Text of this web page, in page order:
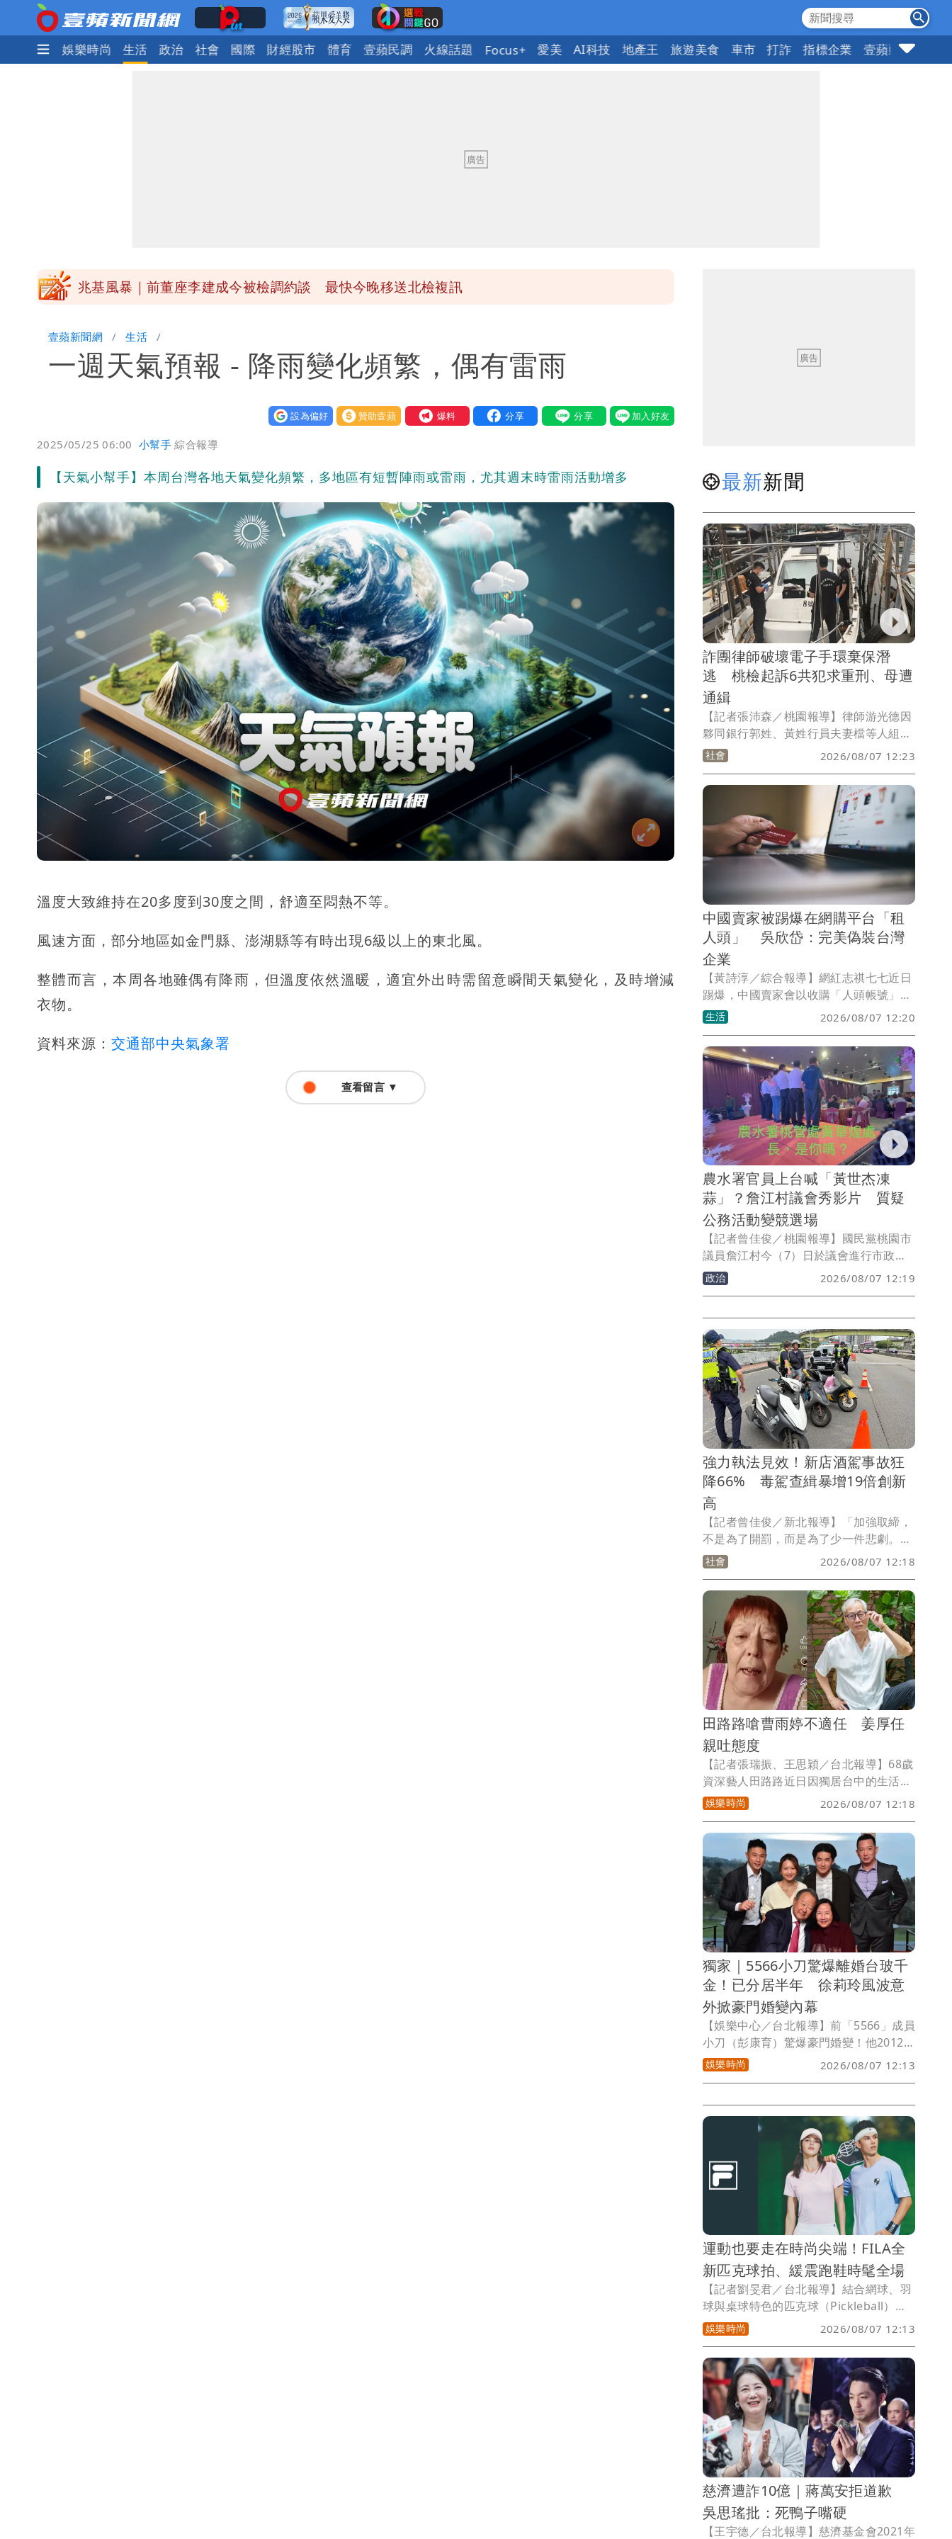
熱門 娛樂時尚 生活 政治 社會 國際 財經股市 體育 壹蘋民調 火線話題 Focus+ 愛美 AI科技 地產王 旅遊美食 車市 打詐 指標企業 壹蘋頭家
兆基風暴｜前董座李建成今被檢調約談 最快今晚移送北檢複訊
蔡英文變「台東蔡主委」嚇壞一堆人！他驚：戰局變五五波
女律師詐慈濟10億 坐擁232公斤黃金仍接案！同業酸：我輩楷模
演習登場！搭雙鐵、航班3大注意事項快看
慈濟遭詐10.6億！網紅揪聲明「疑點重重」 1細節避而不談
蔣萬安民調只贏5％「現任優勢去哪？」媒體人嘆：真的該緊張了
97萬網紅「肥大叔」驚傳猝逝！最後身影曝 網驚覺不對
慈濟被騙10億！陳時中一語成讖 王必勝：時間久看出睿智
中國賣家被踢爆在網購平台「租人頭」 吳欣岱：完美偽裝台灣企業
壹蘋新聞網 生活
一週天氣預報 - 降雨變化頻繁，偶有雷雨
設為偏好 贊助壹蘋 我要爆料
2025/05/25 06:00 小幫手 綜合報導
【天氣小幫手】本周台灣各地天氣變化頻繁，多地區有短暫陣雨或雷雨，尤其週末時雷雨活動增多
溫度大致維持在20多度到30度之間，舒適至悶熱不等。
風速方面，部分地區如金門縣、澎湖縣等有時出現6級以上的東北風。
整體而言，本周各地雖偶有降雨，但溫度依然溫暖，適宜外出時需留意瞬間天氣變化，及時增減
衣物。
資料來源： 交通部中央氣象署
查看留言 ▼
最新新聞
詐團律師破壞電子手環棄保潛
逃 桃檢起訴6共犯求重刑、母遭
通緝
【記者張沛森／桃園報導】律師游光德因
夥同銀行郭姓、黃姓行員夫妻檔等人組成
詐騙集團，透過虛擬貨幣及人頭公司洗
錢，獲利1.1億元，經桃園地檢署依加重
詐欺等罪嫌起訴後諭知250萬元交保，限
制出境出海及電子監控。未料游男於3月
22日棄保潛逃出境，案經檢警追查出接應
游男的陳姓男子和5名偷渡集團成員，今
天（7日）偵結起訴，求處3年至8年6月不
等有期徒刑。
社會 2026/08/07 12:23
中國賣家被踢爆在網購平台「租
人頭」 吳欣岱：完美偽裝台灣
企業
【黃詩淳／綜合報導】網紅志祺七七近日
踢爆，中國賣家會以收購「人頭帳號」的
方式，在蝦皮假冒成台灣本土店家，台灣
基進台北市港湖議員參選人吳欣岱見狀痛
批，「這對台灣社會造成兩個極大的危
害」，她也喊話蝦皮等電商網站必須擔起
平台責任，政府相關單位也必須硬起來。
生活 2026/08/07 12:20
農水署官員上台喊「黃世杰凍
蒜」？詹江村議會秀影片 質疑
公務活動變競選場
【記者曾佳俊／桃園報導】國民黨桃園市
議員詹江村今（7）日於議會進行市政總
質詢時，公開播放多段影片，指控民進黨
桃園市長參選人黃世杰日前出席農業部農
身穿競選背心，現場還有農水署桃園管理
處長黃華煌同台，不但幫忙拉票甚至帶頭
高喊「黃世杰凍蒜」，活動還發送市價超
過200元的雞蛋禮盒，質疑中央機關涉嫌
動用公家資源替特定候選人助選，恐已踩
到行政中立甚至賄選紅線。
政治 2026/08/07 12:19
強力執法見效！新店酒駕事故狂
降66% 毒駕查緝暴增19倍創新
高
【記者曾佳俊／新北報導】「加強取締，
不是為了開罰，而是為了少一件悲劇。」
新店警分局持續對酒、毒駕祭出高強度執
法，今年1月至7月底共查獲酒駕289件、
毒駕321件，其中毒駕查緝數更較去年同
期暴增近19倍，創下歷年新高；值得注意
的是，在警方持續攔查與熱點部署下，轄
內酒駕交通事故僅發生5件，較去年同期
15件大幅下降66.7%，顯示強力執法已逐
步發揮嚇阻效果。
社會 2026/08/07 12:18
田路路嗆曹雨婷不適任 姜厚任
親吐態度
【記者張瑞振、王思穎／台北報導】68歲
資深藝人田路路近日因獨居台中的生活狀
況引發外界關注，資深女星池秋美接連兩
度發文，砲轟演藝工會理事長曹雨婷；資
深音樂人許常德也公開表達對曹雨婷的不
滿。田路路昨更在社群平台開直播，直接
點名曹雨婷，直言對方「不配當演藝工會
理事長」，同時喊話曾任演藝工會理事長
的資深藝人姜厚任，希望他能出面發聲。
對此，姜厚任今天做出回應。
娛樂時尚 2026/08/07 12:18
獨家｜5566小刀驚爆離婚台玻千
金！已分居半年 徐莉玲風波意
外掀豪門婚變內幕
【娛樂中心／台北報導】前「5566」成員
小刀（彭康育）驚爆豪門婚變！他2012年
迎娶台玻二千金林文晴（Tina），當年豪
砸逾500萬元舉辦世紀婚宴，羨煞演藝圈
悄悄畫下句點。近日因繼岳母徐莉玲槓上
王菲事件持續延燒，也意外掀出台玻豪門
另一樁祕辛。《壹蘋新聞網》獨家接獲爆
料，小刀與Tina其實早已低調離婚，，兩
名子女目前主要由Tina照顧。至於婚變原
因，一位熟識Tina的朋友透露，疑似因小
刀多年來「沒有特別作為」，最終成了壓
垮這段婚姻的最後一根稻草。
娛樂時尚 2026/08/07 12:13
運動也要走在時尚尖端！FILA全
新匹克球拍、緩震跑鞋時髦全場
【記者劉旻君／台北報導】結合網球、羽
球與桌球特色的匹克球（Pickleball），
因入門門檻低加上運動強度溫和，近年來
迅速在全球爆紅。如今，運動時尚品牌
FILA也跟上這股熱潮，將基因中的網球美
學注入新領域，預告將於9月在台灣推出
專業匹克球與球拍，讓更多台灣人親自感
受這項新興運動的魅力。
娛樂時尚 2026/08/07 12:13
慈濟遭詐10億｜蔣萬安拒道歉
吳思瑤批：死鴨子嘴硬
【王宇德／台北報導】慈濟基金會2021年